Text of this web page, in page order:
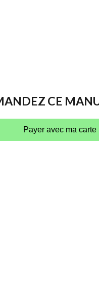
CE
Payer avec ma carte